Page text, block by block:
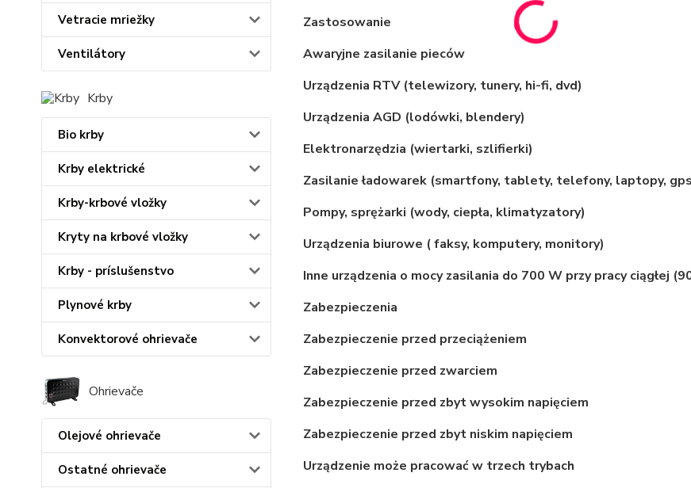
Vetracie mriežky
Ventilátory
Krby
Bio krby
Krby elektrické
Krby-krbové vložky
Kryty na krbové vložky
Krby - príslušenstvo
Plynové krby
Konvektorové ohrievače
Ohrievače
Olejové ohrievače
Ostatné ohrievače
Zastosowanie
Awaryjne zasilanie pieców
Urządzenia RTV (telewizory, tunery, hi-fi, dvd)
Urządzenia AGD (lodówki, blendery)
Elektronarzędzia (wiertarki, szlifierki)
Zasilanie ładowarek (smartfony, tablety, telefony, laptopy,
Pompy, sprężarki (wody, ciepła, klimatyzatory)
Urządzenia biurowe ( faksy, komputery, monitory)
Inne urządzenia o mocy zasilania do 700 W przy pracy ciągłej
Zabezpieczenia
Zabezpieczenie przed przeciążeniem
Zabezpieczenie przed zwarciem
Zabezpieczenie przed zbyt wysokim napięciem
Zabezpieczenie przed zbyt niskim napięciem
Urządzenie może pracować w trzech trybach